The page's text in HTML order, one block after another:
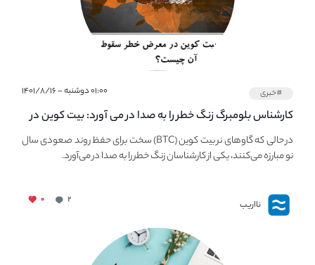
#خبری ۰۱:۰۰ دوشنبه - ۱۴۰۱/۸/۱۶
کارشناس بلومبرگ زنگ خطر را به صدا در می آورد: بیت کوین در
معرض خطر سقوط بزرگ است - دلیل آن چیست؟در حالی که گاوهای نر بیت کوین (BTC) سخت برای حفظ روند صعودی سال
نو مبارزه می‌کنند، یکی از کارشناسان زنگ خطر را به صدا در می‌آورد.
نااریب ۲ ۰